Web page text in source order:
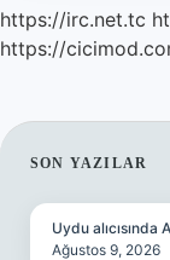
https://irc.net.tc
https://
SON YAZILAR
Uydu alıcısında
Ağustos 9, 2026